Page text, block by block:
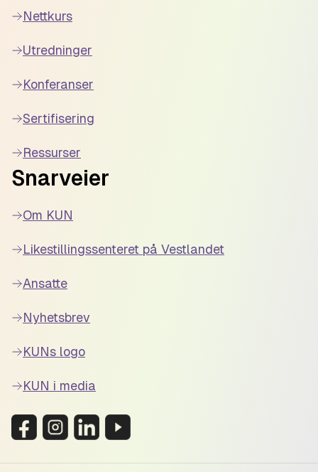
Nettkurs
Utredninger
Konferanser
Sertifisering
Ressurser
Snarveier
Om KUN
Likestillingssenteret på Vestlandet
Ansatte
Nyhetsbrev
KUNs logo
KUN i media